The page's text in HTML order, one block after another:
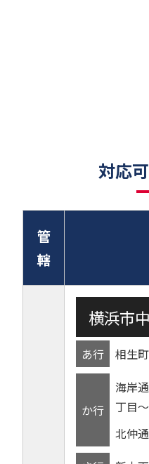
対応
管
轄
横浜市
あ行 相生町
か行
海岸
丁目
北仲通